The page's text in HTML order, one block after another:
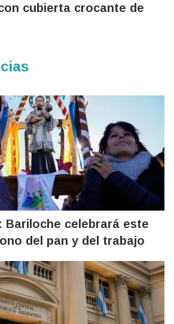
cubierta crocante de
Bariloche celebrará este
del pan y del trabajo